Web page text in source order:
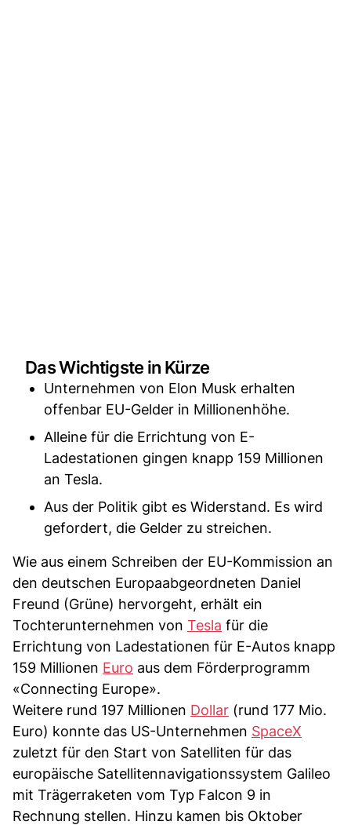
Das Wichtigste in Kürze
Unternehmen von Elon Musk erhalten
offenbar EU-Gelder in Millionenhöhe.
Alleine für die Errichtung von E-
Ladestationen gingen knapp 159 Millionen
an Tesla.
Aus der Politik gibt es Widerstand. Es wird
gefordert, die Gelder zu streichen.
Wie aus einem Schreiben der EU-Kommission an
den deutschen Europaabgeordneten Daniel
Freund (Grüne) hervorgeht, erhält ein
Tochterunternehmen von Tesla für die
Errichtung von Ladestationen für E-Autos knapp
159 Millionen Euro aus dem Förderprogramm
«Connecting Europe».
Weitere rund 197 Millionen Dollar (rund 177 Mio.
Euro) konnte das US-Unternehmen SpaceX
zuletzt für den Start von Satelliten für das
europäische Satellitennavigationssystem Galileo
mit Trägerraketen vom Typ Falcon 9 in
Rechnung stellen. Hinzu kamen bis Oktober